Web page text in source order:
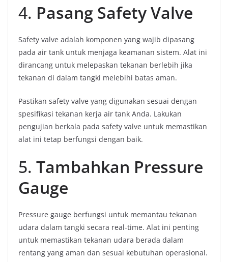
4. Pasang Safety Valve
Safety valve adalah komponen yang wajib dipasang
pada air tank untuk menjaga keamanan sistem. Alat ini
dirancang untuk melepaskan tekanan berlebih jika
tekanan di dalam tangki melebihi batas aman.
Pastikan safety valve yang digunakan sesuai dengan
spesifikasi tekanan kerja air tank Anda. Lakukan
pengujian berkala pada safety valve untuk memastikan
alat ini tetap berfungsi dengan baik.
5. Tambahkan Pressure
Gauge
Pressure gauge berfungsi untuk memantau tekanan
udara dalam tangki secara real-time. Alat ini penting
untuk memastikan tekanan udara berada dalam
rentang yang aman dan sesuai kebutuhan operasional.